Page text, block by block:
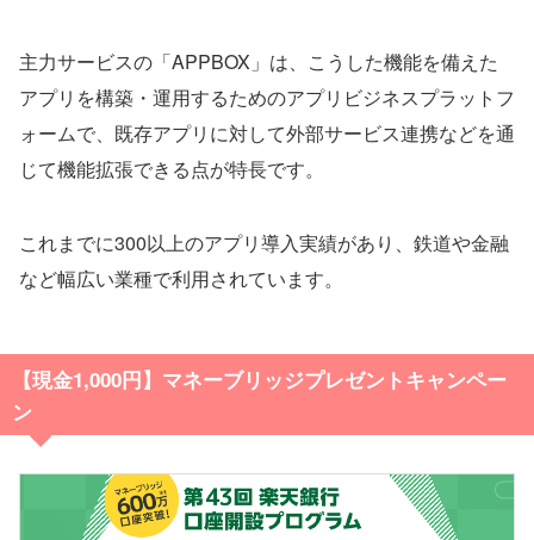
主力サービスの「APPBOX」は、こうした機能を備えた
アプリを構築・運用するためのアプリビジネスプラットフ
ォームで、既存アプリに対して外部サービス連携などを通
じて機能拡張できる点が特長です。
これまでに300以上のアプリ導入実績があり、鉄道や金融
など幅広い業種で利用されています。
【現金1,000円】マネーブリッジプレゼントキャンペー
ン